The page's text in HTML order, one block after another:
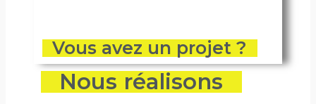
Vous avez un projet ?
Nous réalisons